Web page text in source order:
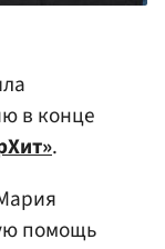
в конце
.
помощь